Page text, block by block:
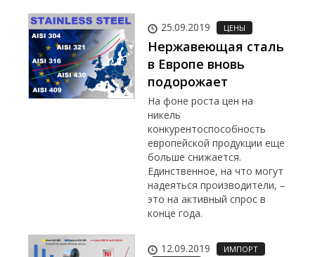
25.09.2019 ЦЕНЫ
Нержавеющая сталь
в Европе вновь
подорожает
На фоне роста цен на
никель
конкурентоспособность
европейской продукции еще
больше снижается.
Единственное, на что могут
надеяться производители, –
это на активный спрос в
конце года.
12.09.2019
ИМПОРТ